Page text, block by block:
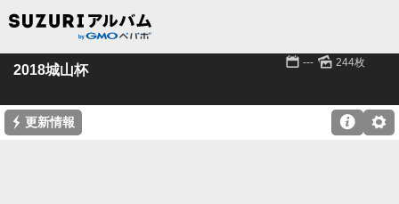
2018城山杯 📅 --- 🌄 244枚
⚡ 更新情報 ⚙
